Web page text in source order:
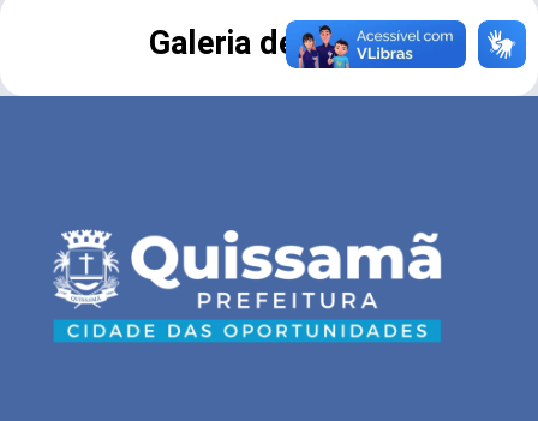
Galeria de Fotos